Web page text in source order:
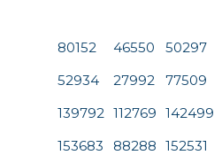
80152 46550 50297
52934 27992 77509
139792 112769 142499
153683 88288 152531